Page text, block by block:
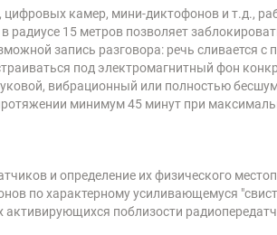
цифровых камер, мини-диктофонов и т.д.,
в радиусе 15 метров позволяет
запись разговора: речь сливается
под электромагнитный фон
вибрационный или полностью
минимум 45 минут при
и определение их физического
по характерному усиливающемуся
поблизости